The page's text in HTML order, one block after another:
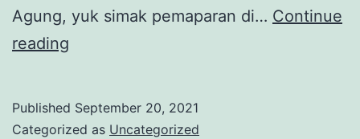
Agung, yuk simak pemaparan di… Continue
reading
Peringatan
Published September 20, 2021
Categorized as Uncategorized